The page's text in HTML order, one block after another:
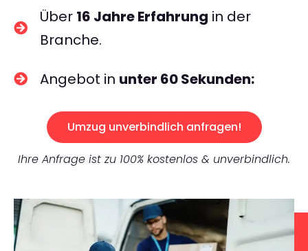
Über 16 Jahre Erfahrung in der
Branche.
Angebot in unter 60 Sekunden:
Umzug unverbindlich anfragen!
Ihre Anfrage ist zu 100% kostenlos & unverbindlich.